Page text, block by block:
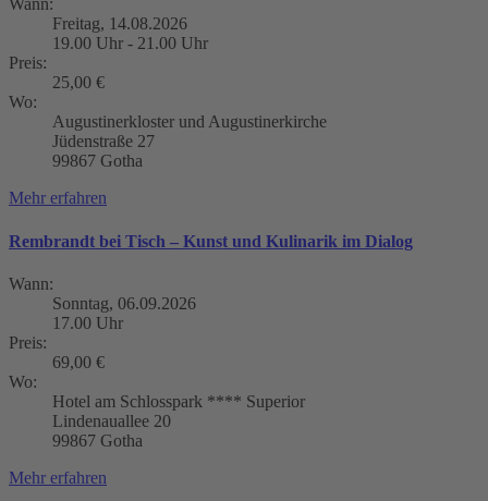
Wann:
Freitag, 14.08.2026
19.00 Uhr - 21.00 Uhr
Preis:
25,00 €
Wo:
Augustinerkloster und Augustinerkirche
Jüdenstraße 27
99867 Gotha
Mehr erfahren
Rembrandt bei Tisch – Kunst und Kulinarik im Dialog
Wann:
Sonntag, 06.09.2026
17.00 Uhr
Preis:
69,00 €
Wo:
Hotel am Schlosspark **** Superior
Lindenauallee 20
99867 Gotha
Mehr erfahren